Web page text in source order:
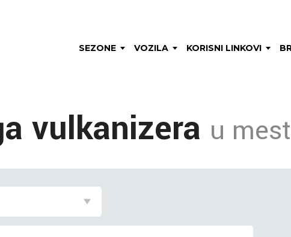
SEZONE VOZILA KORISNI LINKOVI
vulkanizera u